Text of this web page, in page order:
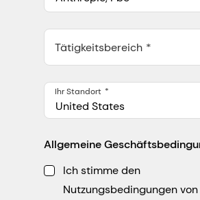
548 Market St Pmb 90375, San
Tätigkeitsbereich
United States
Ihr Standort
Allgemeine
Ich stimme den
Nutzungsbedingungen